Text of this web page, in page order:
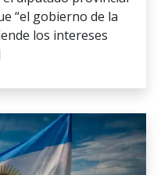
“el gobierno de la
los intereses